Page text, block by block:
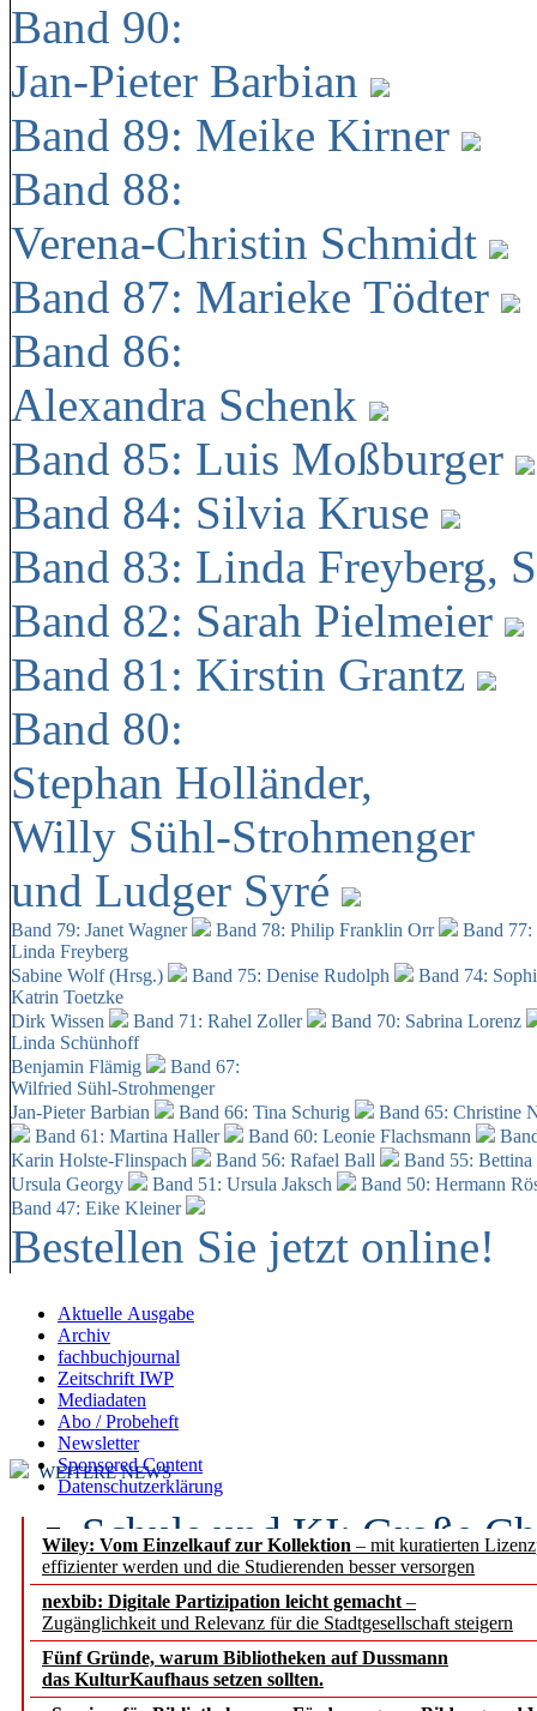
Band 90:
Jan-Pieter Barbian
Band 89: Meike Kirner
Band 88:
Verena-Christin Schmidt
Band 87: Marieke Tödter
Band 86:
Alexandra Schenk
Band 85: Luis Moßburger
Band 84: Silvia Kruse
Band 83: Linda Freyberg,
Band 82: Sarah Pielmeier
Band 81: Kirstin Grantz
Band 80:
Stephan Holländer,
Willy Sühl-Strohmenger
und Ludger Syré
Band 79: Janet Wagner Band 78: Philip Franklin Orr
Band
Linda Freyberg
Sabine Wolf (Hrsg.)
Band 75: Denise Rudolph
Band 74:
Katrin Toetzke
Dirk Wissen
Band 71: Rahel Zoller
Band 70: Sabrina Lorenz
Linda Schünhoff
Benjamin Flämig
Band 67:
Wilfried Sühl-Strohmenger
Jan-Pieter Barbian
Band 66: Tina Schurig
Band 65: Christine
Band 61: Martina Haller
Band 60: Leonie Flachsmann
Karin Holste-Flinspach
Band 56: Rafael Ball
Band 55:
Ursula Georgy
Band 51: Ursula Jaksch Band 50: Hermann
Band 47: Eike Kleiner
Bestellen Sie jetzt online!
Aktuelle Ausgabe
Archiv
fachbuchjournal
Zeitschrift IWP
Mediadaten
Abo / Probeheft
Newsletter
Sponsored Content
Datenschutzerklärung
Wiley: Vom Einzelkauf zur Kollektion – mit kuratierten
effizienter werden und die Studierenden besser versorgen
nexbib: Digitale Partizipation leicht gemacht –
Zugänglichkeit und Relevanz für die Stadtgesellschaft steigern
Fünf Gründe, warum Bibliotheken auf Dussmann
das KulturKaufhaus setzen sollten.
WEITERE NEWS
Schule und KI: Große
Voraussetzungen
Erfolgreiches erstes
Segment Research –